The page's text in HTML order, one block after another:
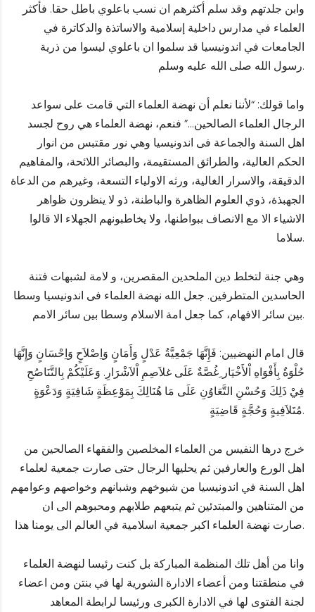
وابن جلدتهم وقد سلم أكثرهم ان نسب باعلوي باطل حقا. فأكثر
العلماء في مدارس داخلية إسلامية والاساتذة والدكاترة في
الجامعات في اندونيسيا قد سلموا ان باعلوي ليسوا من ذرية
رسول الله صلى الله عليه وسلم.
واما قولك: “لأننا نعلم أن نهضة العلماء التي قامت على سواعد
الرجال العلماء الصالحين…” فنعم، نهضة العلماء هي روح لجسد
اهل السنة والجماعة فى اندونيسيا وهي نور مقتبس من انوار
الحكم العالية، والطرائق المستقيمة، والبصائر اللائحة، والمفاهيم
الدقيقة، والاسرار الغالية، ورثه الاولياء التسعة، وغيرهم من الدعاة
الجهبذة، ذوي العلوم الظاهرة والباطنة، ذو لا ينظرون ظواهر
الاشياء الا مع الانصاف ببواطنها، ولا يخاطبونهم الجهلاء الا قالوا
سلاما.
وهي جنة لتخلط دين الملحدين المقصرين، و لامة لشبهات فتنة
الحاسدين المتطرفين. جعل الله نهضة العلماء فى اندونيسيا وسطا
بين سائر الافهام، كما جعل امة الاسلام وسطا بين سائر الامم.
قال امام النهضيين: فَإِنَّهَا جَمْعِيَّةُ عَدْلٍ وَأَمَانٍ وَاِصْلاَحٍ وَاِحْسَانٍ وَإِنَّهَا
حُلْوَةٌ بِأَفْوَاهِ اْلأَخْيَار ِغُصَّةٌ عَلَى غلاَصِمِ اْلاَشْرَارِ. وَعَلَيْكُمْ بِالتَّنَاصُحِ
فِيْ ذَلِكَ وَحُسْنِ التَّعَاوُنِ عَلَى مَا هُنَالِكَ بِمَوْعِظَةٍ شَافِيَةٍ وَدَعْوَةٍ
مُتَلاَفِيةٍ وَحُجَّةٍ قَاضِيَةٍ.
خرج درها النفيس من العلماء المخلصين والفقهاء الصالحين من
اهل الورع والعارفين ثم يحليها الرجال حتى صارت جمعية لعلماء
اهل السنة في اندونيسيا من شيوخهم وشبانهم وخواصهم وعوامهم
من المتناهين والمبتدئين ثم يتبعهم طلابهم ومحبوهم الى ان
صارت نهضة العلماء اكبر جمعية اسلامية في العالم الى يومنا هذا.
وانا من أهل تلك المنظمة المباركة بل كنت رئيسا لنهضة العلماء
في منطقتنا ومن أعضاء الادارة الشورية لها في بنتن ومن اعضاء
لجنة الفتوى لها في الادارة الكبرى ورئيسا لرابطة المعاهد